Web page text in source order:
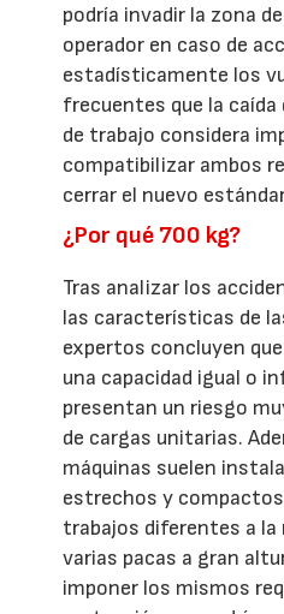
podría invadir la zona
operador en caso de
estadísticamente los
frecuentes que la caída
de trabajo considera
compatibilizar ambos
cerrar el nuevo
¿Por qué 700 kg?
Tras analizar los
las características de
expertos concluyen
una capacidad igual o
presentan un riesgo
de cargas unitarias.
máquinas suelen
estrechos y
trabajos diferentes a la
varias pacas a gran
imponer los mismos